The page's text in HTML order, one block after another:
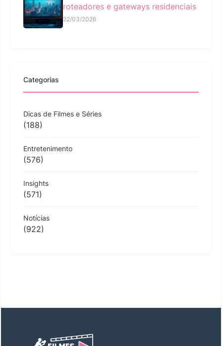
roteadores e gateways residenciais
22/03/2026
Categorias
Dicas de Filmes e Séries
(188)
Entretenimento
(576)
Insights
(571)
Notícias
(922)